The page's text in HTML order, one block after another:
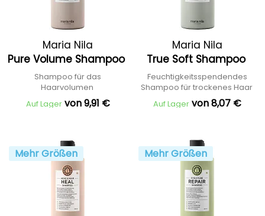
Maria Nila
Pure Volume Shampoo
Shampoo für das
Haarvolumen
Auf Lager von 9,91 €
Maria Nila
True Soft Shampoo
Feuchtigkeitsspendendes
Shampoo für trockenes Haar
Auf Lager von 8,07 €
Mehr Größen Mehr Größen